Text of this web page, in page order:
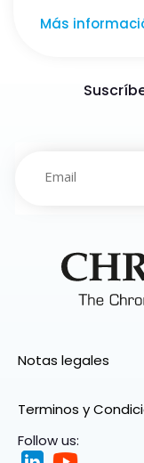
Más
Notas legales
Terminos y
Follow us: